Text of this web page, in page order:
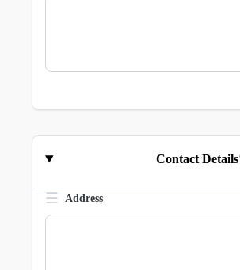
Contact Details
☰ Address